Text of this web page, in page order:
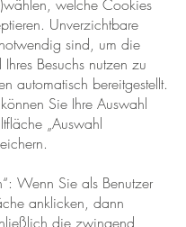
welche Cookies
Unverzichtbare
sind, um die
Besuchs nutzen zu
automatisch bereitgestellt.
Sie Ihre Auswahl
„Auswahl
Wenn Sie als Benutzer
anklicken, dann
die zwingend